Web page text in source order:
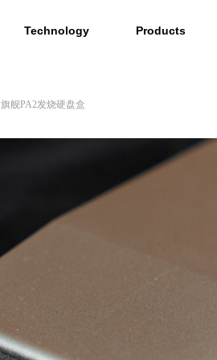
Technology Products
旗舰PA2发烧硬盘盒